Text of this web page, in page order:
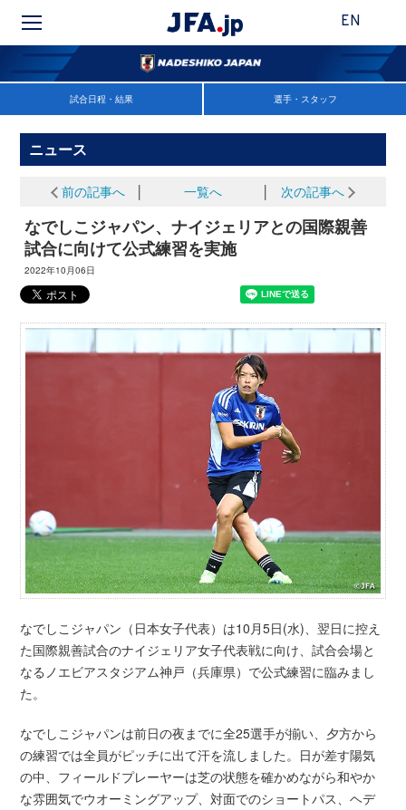
EN
試合日程・結果 選手・スタッフ
ニュース
前の記事へ 一覧へ 次の記事へ
なでしこジャパン、ナイジェリアとの国際親善
試合に向けて公式練習を実施
2022年10月06日
なでしこジャパン（日本女子代表）は10月5日(水)、翌日に控え
た国際親善試合のナイジェリア女子代表戦に向け、試合会場と
なるノエビアスタジアム神戸（兵庫県）で公式練習に臨みまし
た。
なでしこジャパンは前日の夜までに全25選手が揃い、夕方から
の練習では全員がピッチに出て汗を流しました。日が差す陽気
の中、フィールドプレーヤーは芝の状態を確かめながら和やか
な雰囲気でウオーミングアップ、対面でのショートパス、ヘデ